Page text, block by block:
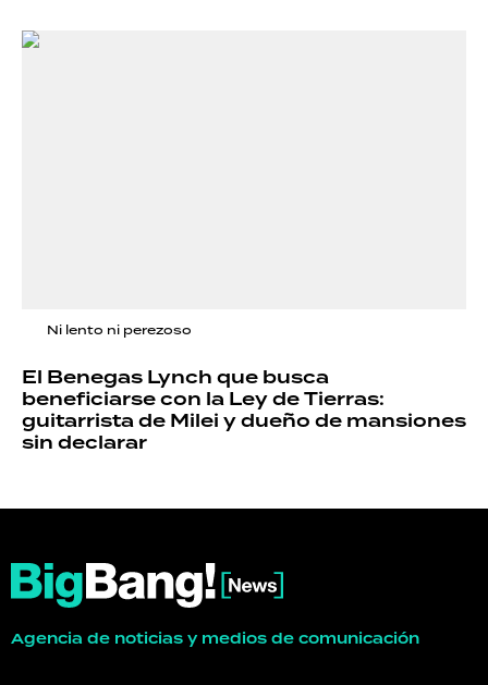
Ni lento ni perezoso
El Benegas Lynch que busca
beneficiarse con la Ley de Tierras:
guitarrista de Milei y dueño de mansiones
sin declarar
Agencia de noticias y medios de comunicación